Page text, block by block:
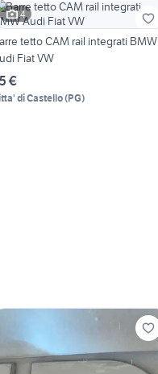
4
tetto CAM rail integrati BMW
Fiat VW
€
di Castello(PG)